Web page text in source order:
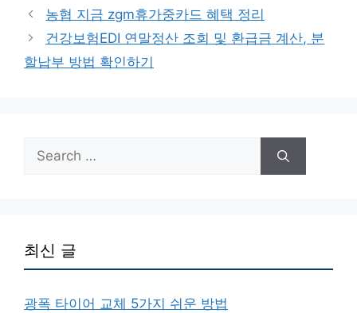
농협 지금 zgm휴가중카드 혜택 정리
건강보험EDI 연말정산 조회 및 환급금 계산, 분
할납부 방법 확인하기
Search
for:
최신 글
광폭 타이어 교체 5가지 쉬운 방법